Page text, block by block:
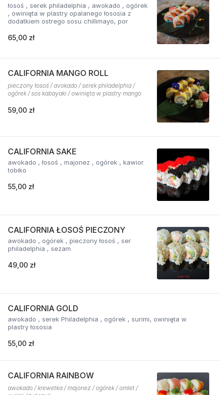
łosoś , serek philadelphia , awokado , ogórek
, owinięta w plastry opalanego łososia z
dodatkiem ostrego sosu chillimayo, por
65,00 zł
CALIFORNIA MANGO ROLL
pieczony łosoś / avokado / serek philadelphia /
ogórek / sos kabayaki / owinięta w plastry mango
59,00 zł
CALIFORNIA SAKE
awokado , łosoś , majonez , ogórek , kawior
tobiko
55,00 zł
CALIFORNIA ŁOSOŚ PIECZONY
awokado , ogórek , pieczony łosoś , ser
philadelphia , sezam
49,00 zł
CALIFORNIA GOLD
awokado , serek Philadelphia , ogórek , surimi, owinięta w
plastry łososia
55,00 zł
CALIFORNIA RAINBOW
awokado / krewetka / majonez / ogórek / omlet /